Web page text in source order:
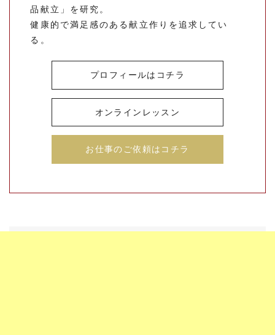
品献立」を研究。
健康的で満足感のある献立作りを追求してい
る。
プロフィールはコチラ
オンラインレッスン
お仕事のご依頼はコチラ